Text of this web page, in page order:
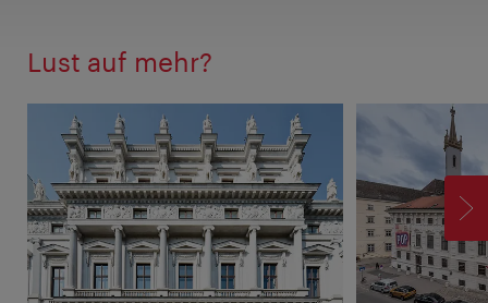
Lust auf mehr?